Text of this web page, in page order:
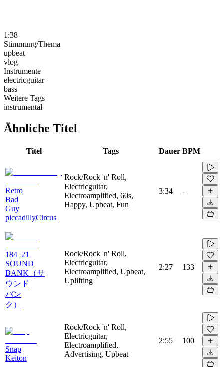
1:38
Stimmung/Thema
upbeat
vlog
Instrumente
electricguitar
bass
Weitere Tags
instrumental
Ähnliche Titel
Titel Tags Dauer BPM
Retro
Bad
Guy
piccadillyCircus
Rock/Rock 'n' Roll,
Electricguitar,
Electroamplified, 60s,
Happy, Upbeat, Fun
3:34 -
184_21
SOUND
BANK（サ
ウンド
バン
ク）
Rock/Rock 'n' Roll,
Electricguitar,
Electroamplified, Upbeat,
Uplifting
2:27 133
Snap
Keiton
Rock/Rock 'n' Roll,
Electricguitar,
Electroamplified,
Advertising, Upbeat
2:55 100